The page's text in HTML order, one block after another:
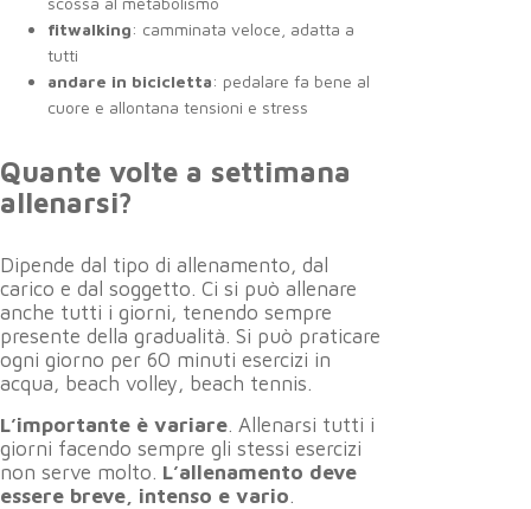
fitwalking: camminata veloce, adatta a
tutti
andare in bicicletta: pedalare fa bene al
cuore e allontana tensioni e stress
Quante volte a settimana
allenarsi?
Dipende dal tipo di allenamento, dal
carico e dal soggetto. Ci si può allenare
anche tutti i giorni, tenendo sempre
presente della gradualità. Si può praticare
ogni giorno per 60 minuti esercizi in
acqua, beach volley, beach tennis.
L’importante è variare. Allenarsi tutti i
giorni facendo sempre gli stessi esercizi
non serve molto. L’allenamento deve
essere breve, intenso e vario.